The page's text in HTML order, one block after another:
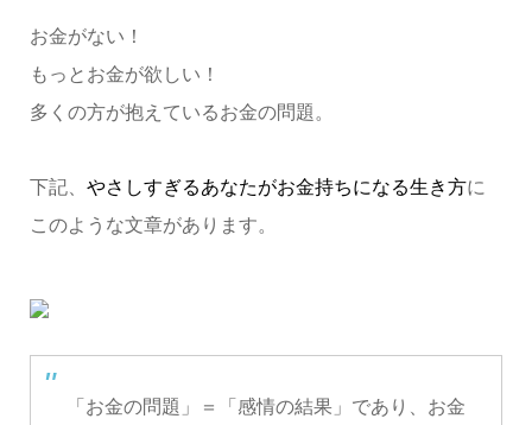
お金がない！
もっとお金が欲しい！
多くの方が抱えているお金の問題。
下記、 やさしすぎるあなたがお金持ちになる生き方に
このような文章があります。
「お金の問題」＝「感情の結果」であり、お金